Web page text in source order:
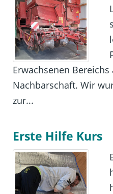
Erwachsenen
Nachbarschaft. Wir
zur...
Erste Hilfe Kurs